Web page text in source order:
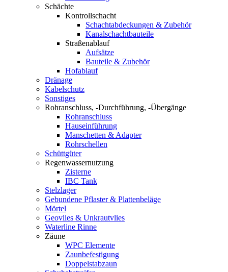
Schächte
Kontrollschacht
Schachtabdeckungen & Zubehör
Kanalschachtbauteile
Straßenablauf
Aufsätze
Bauteile & Zubehör
Hofablauf
Dränage
Kabelschutz
Sonstiges
Rohranschluss, -Durchführung, -Übergänge
Rohranschluss
Hauseinführung
Manschetten & Adapter
Rohrschellen
Schüttgüter
Regenwassernutzung
Zisterne
IBC Tank
Stelzlager
Gebundene Pflaster & Plattenbeläge
Mörtel
Geovlies & Unkrautvlies
Waterline Rinne
Zäune
WPC Elemente
Zaunbefestigung
Doppelstabzaun